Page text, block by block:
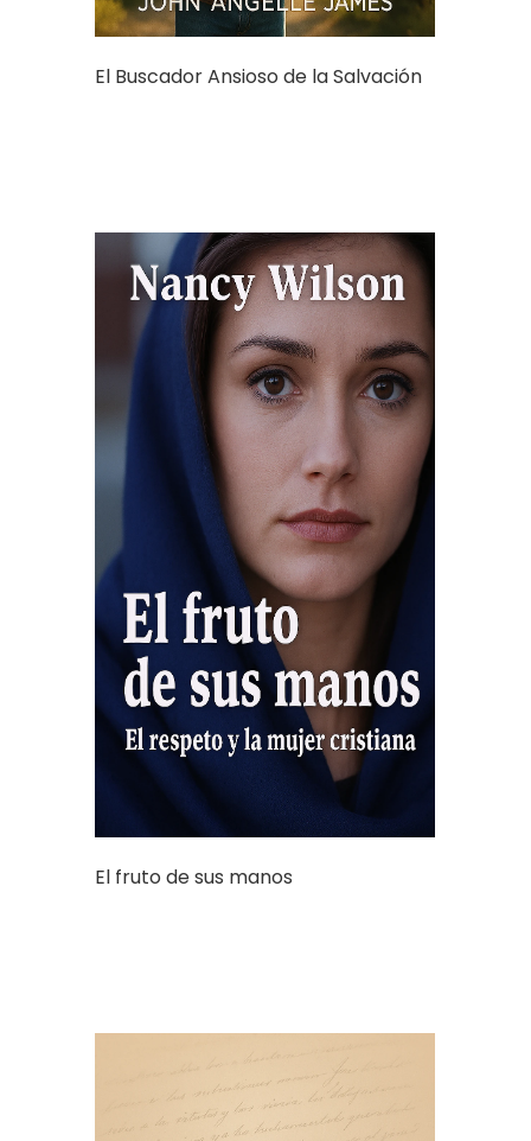
El Buscador Ansioso de la Salvación
El fruto de sus manos